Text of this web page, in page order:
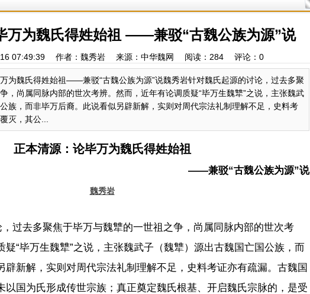
万为魏氏得姓始祖 ——兼驳“古魏公族为源”说
16 07:49:39 作者：魏秀岩 来源：中华魏网 阅读： 284评论： 0
为魏氏得姓始祖——兼驳“古魏公族为源”说魏秀岩针对魏氏起源的讨论，过去多聚
，尚属同脉内部的世次考辨。然而，近年有论调质疑“毕万生魏犨”之说，主张魏武
族，而非毕万后裔。此说看似另辟新解，实则对周代宗法礼制理解不足，史料考
灭，其公...
正本清源：论毕万为魏氏得姓始祖
——兼驳“古魏公族为源”说
魏秀岩
过去多聚焦于毕万与魏犨的一世祖之争，尚属同脉内部的世次考
疑“毕万生魏犨”之说，主张魏武子（魏犨）源出古魏国亡国公族，而
辟新解，实则对周代宗法礼制理解不足，史料考证亦有疏漏。古魏国
以国为氏形成传世宗族；真正奠定魏氏根基、开启魏氏宗脉的，是受